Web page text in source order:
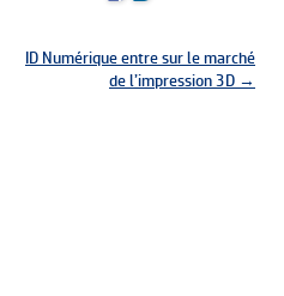
ID Numérique entre sur le marché
de l’impression 3D →